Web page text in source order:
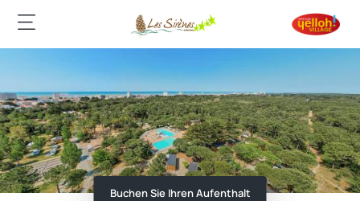
Buchen Sie Ihren Aufenthalt